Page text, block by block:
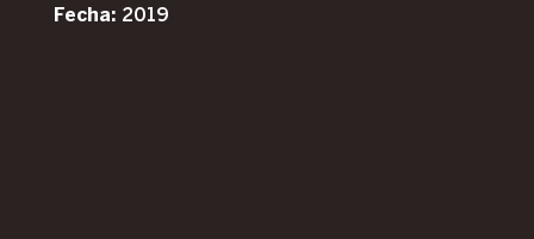
Fecha: 2019